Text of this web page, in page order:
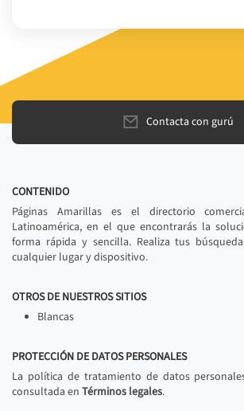
Contacta con gurú
CONTENIDO
Páginas Amarillas es el directorio
Latinoamérica, en el que encontrarás la
forma rápida y sencilla. Realiza tus
cualquier lugar y dispositivo.
OTROS DE NUESTROS SITIOS
Blancas
PROTECCIÓN DE DATOS PERSONALES
La política de tratamiento de datos
consultada en Términos legales.